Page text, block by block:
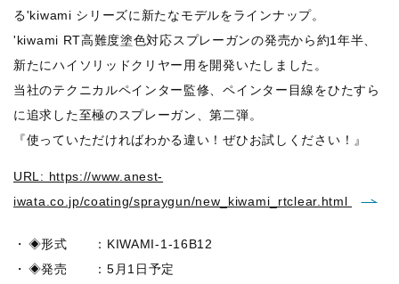
る'kiwami シリーズに新たなモデルをラインナップ。
'kiwami RT高難度塗色対応スプレーガンの発売から約1年半、
新たにハイソリッドクリヤー用を開発いたしました。
当社のテクニカルペインター監修、ペインター目線をひたすら
に追求した至極のスプレーガン、第二弾。
『使っていただければわかる違い！ぜひお試しください！』
URL: https://www.anest-
iwata.co.jp/coating/spraygun/new_kiwami_rtclear.html
◈形式 ：KIWAMI-1-16B12
◈発売 ：5月1日予定